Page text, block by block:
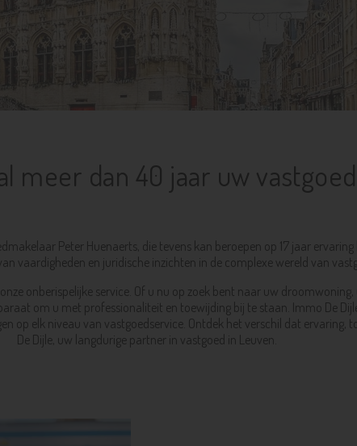
meer dan 40 jaar uw
Peter Huenaerts, die tevens kan beroepen op 17 jaar
vaardigheden en juridische inzichten in de complexe wereld van
onberispelijke service. Of u nu op zoek bent naar uw
om u met professionaliteit en toewijding bij te staan. Immo De
op elk niveau van vastgoedservice. Ontdek het verschil dat
De Dijle, uw langdurige partner in vastgoed in Leuven.